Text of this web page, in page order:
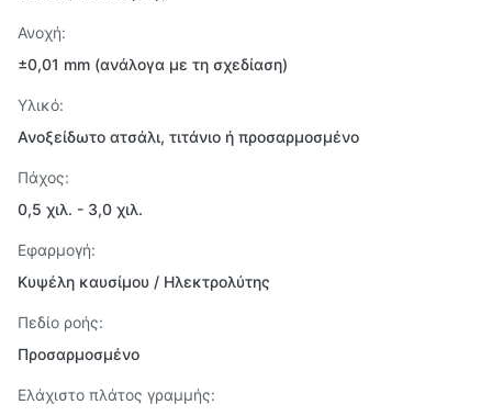
Ανοχή:
±0,01 mm (ανάλογα με τη σχεδίαση)
Υλικό:
Ανοξείδωτο ατσάλι, τιτάνιο ή προσαρμοσμένο
Πάχος:
0,5 χιλ. - 3,0 χιλ.
Εφαρμογή:
Κυψέλη καυσίμου / Ηλεκτρολύτης
Πεδίο ροής:
Προσαρμοσμένο
Ελάχιστο πλάτος γραμμής: